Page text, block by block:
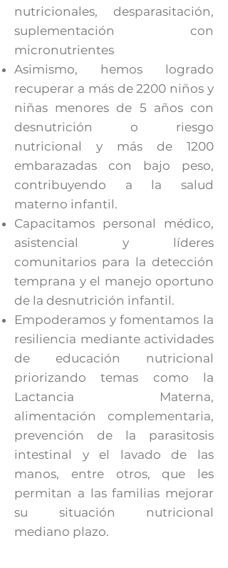
nutricionales, desparasitación,
suplementación con
micronutrientes
Asimismo, hemos logrado
recuperar a más de 2200 niños y
niñas menores de 5 años con
desnutrición o riesgo
nutricional y más de 1200
embarazadas con bajo peso,
contribuyendo a la salud
materno infantil.
Capacitamos personal médico,
asistencial y líderes
comunitarios para la detección
temprana y el manejo oportuno
de la desnutrición infantil.
Empoderamos y fomentamos la
resiliencia mediante actividades
de educación nutricional
priorizando temas como la
Lactancia Materna,
alimentación complementaria,
prevención de la parasitosis
intestinal y el lavado de las
manos, entre otros, que les
permitan a las familias mejorar
su situación nutricional
mediano plazo.